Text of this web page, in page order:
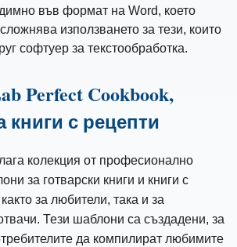
във формат на Word, което
използването за тези, които
софтуер за текстообработка.
Perfect Cookbook,
с рецепти
колекция от професионално
за готварски книги и книги с
за любители, така и за
Тези шаблони са създадени, за
да компилират любимите